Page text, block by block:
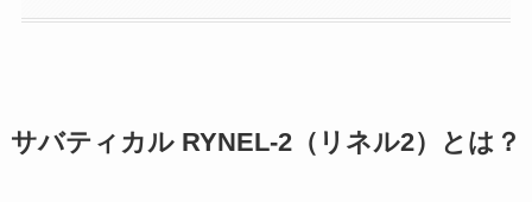
サバティカル RYNEL-2（リネル2）とは？